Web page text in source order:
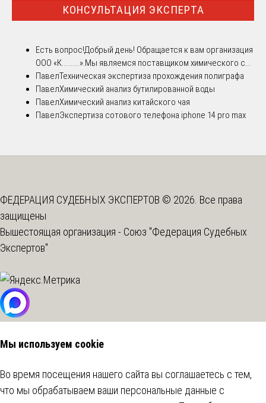
КОНСУЛЬТАЦИЯ ЭКСПЕРТА
Есть вопрос!Добрый день! Обращается к вам организация
ООО «К..........».Мы являемся поставщиком химического с...
ПавелТехническая экспертиза прохождения полиграфа
ПавелХимический анализ бутилированной воды
ПавелХимический анализ китайского чая
ПавелЭкспертиза сотового телефона iphone 14 pro max
ФЕДЕРАЦИЯ СУДЕБНЫХ ЭКСПЕРТОВ © 2026. Все права
защищены
Вышестоящая организация - Союз "Федерация Судебных
Экспертов"
Мы используем cookie
Во время посещения нашего сайта вы соглашаетесь с тем,
что мы обрабатываем ваши персональные данные с